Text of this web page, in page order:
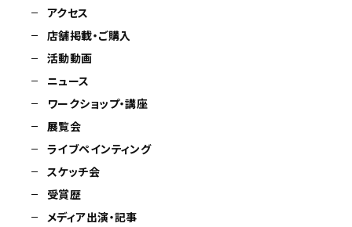
アクセス
店舗掲載・ご購入
活動動画
ニュース
ワークショップ・講座
展覧会
ライブペインティング
スケッチ会
受賞歴
メディア出演・記事